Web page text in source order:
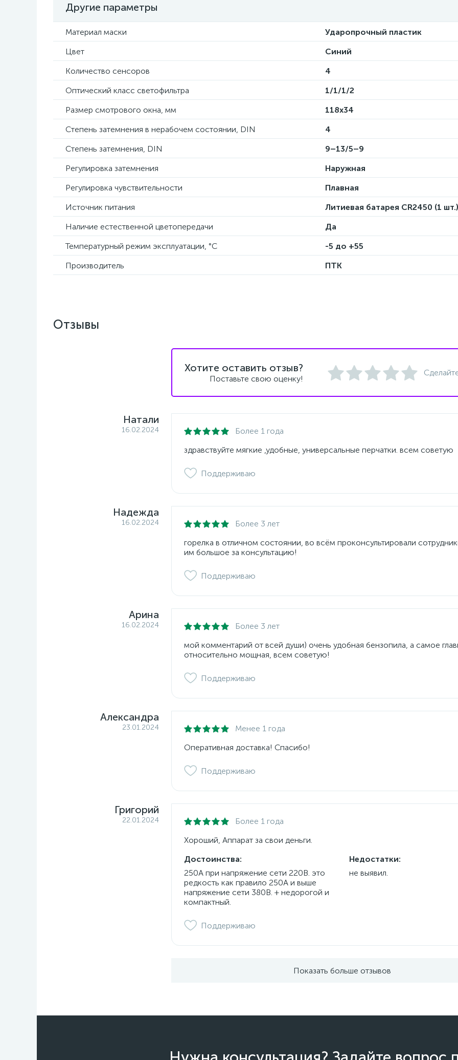
Другие параметры
Материал маски
Ударопрочный пластик
Цвет
Синий
Количество сенсоров
4
Оптический класс светофильтра
1/1/1/2
Размер смотрового окна, мм
118х34
Степень затемнения в нерабочем состоянии, DIN
4
Степень затемнения, DIN
9–13/5–9
Регулировка затемнения
Наружная
Регулировка чувствительности
Плавная
Источник питания
Литиевая батарея CR2450 (1 шт.)
Наличие естественной цветопередачи
Да
Температурный режим эксплуатации, °C
-5 до +55
Производитель
ПТК
Отзывы
Хотите оставить отзыв?
Поставьте свою оценку!
Натали
16.02.2024
Более 1 года
здравствуйте мягкие ,удобные, универсальные перчатки. всем советую
Поддерживаю
Надежда
16.02.2024
Более 3 лет
горелка в отличном состоянии, во всём проконсультировали
им большое за консультацию!
Поддерживаю
Арина
16.02.2024
Более 3 лет
мой комментарий от всей души) очень удобная бензопила, а самое
относительно мощная, всем советую!
Поддерживаю
Александра
23.01.2024
Менее 1 года
Оперативная доставка! Спасибо!
Поддерживаю
Григорий
22.01.2024
Более 1 года
Хороший, Аппарат за свои деньги.
Достоинства:
250А при напряжение сети 220В. это
редкость как правило 250А и выше
напряжение сети 380В. + недорогой и
компактный.
Недостатки:
не выявил.
Поддерживаю
Показать больше отзывов